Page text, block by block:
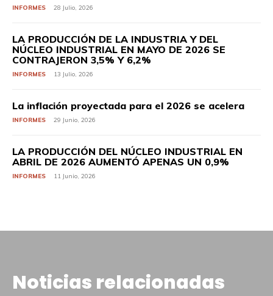
INFORMES 28 Julio, 2026
LA PRODUCCIÓN DE LA INDUSTRIA Y DEL
NÚCLEO INDUSTRIAL EN MAYO DE 2026 SE
CONTRAJERON 3,5% Y 6,2%
INFORMES 13 Julio, 2026
La inflación proyectada para el 2026 se acelera
INFORMES 29 Junio, 2026
LA PRODUCCIÓN DEL NÚCLEO INDUSTRIAL EN
ABRIL DE 2026 AUMENTÓ APENAS UN 0,9%
INFORMES 11 Junio, 2026
Noticias relacionadas